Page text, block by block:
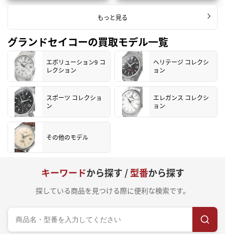
もっと見る
グランドセイコーの買取モデル一覧
エボリューション9 コ
レクション
ヘリテージ コレクシ
ョン
スポーツ コレクショ
ン
エレガンス コレクシ
ョン
その他のモデル
キーワードから探す /型番から探す
探している商品を見つける際に便利な検索です。